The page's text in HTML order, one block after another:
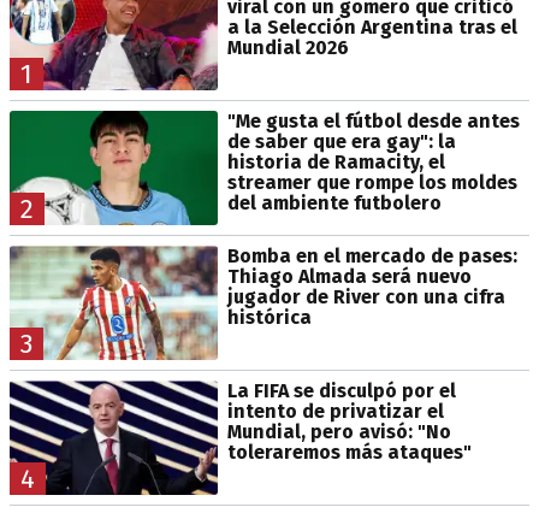
1
viral con un gomero que criticó
a la Selección Argentina tras el
Mundial 2026
2
"Me gusta el fútbol desde antes
de saber que era gay": la
historia de Ramacity, el
streamer que rompe los moldes
del ambiente futbolero
3
Bomba en el mercado de pases:
Thiago Almada será nuevo
jugador de River con una cifra
histórica
4
La FIFA se disculpó por el
intento de privatizar el
Mundial, pero avisó: "No
toleraremos más ataques"